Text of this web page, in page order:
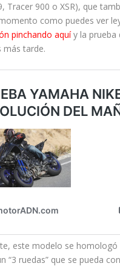
Tracer 900 o XSR), que
como puedes ver
pinchando aquíy la prueba
más tarde.
este modelo se
“3 ruedas” que se pueda